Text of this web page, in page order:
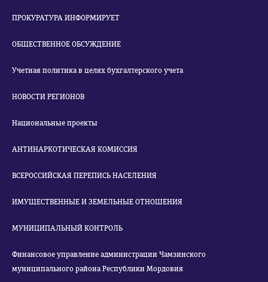
ПРОКУРАТУРА ИНФОРМИРУЕТ
ОБЩЕСТВЕННОЕ ОБСУЖДЕНИЕ
Учетная политика в целях бухгалтерского учета
НОВОСТИ РЕГИОНОВ
Национальные проекты
АНТИНАРКОТИЧЕСКАЯ КОМИССИЯ
ВСЕРОССИЙСКАЯ ПЕРЕПИСЬ НАСЕЛЕНИЯ
ИМУЩЕСТВЕННЫЕ И ЗЕМЕЛЬНЫЕ ОТНОШЕНИЯ
МУНИЦИПАЛЬНЫЙ КОНТРОЛЬ
Финансовое управление администрации Чамзинского
муниципального района Республики Мордовия